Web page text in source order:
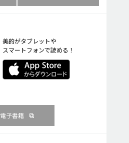
美的がタブレットや
スマートフォンで読める！
電子書籍